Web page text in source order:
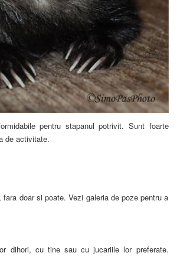
pentru stapanul potrivit. Sunt foarte
de activitate.
doar si poate. Vezi galeria de poze pentru a
dihori, cu tine sau cu jucariile lor preferate.